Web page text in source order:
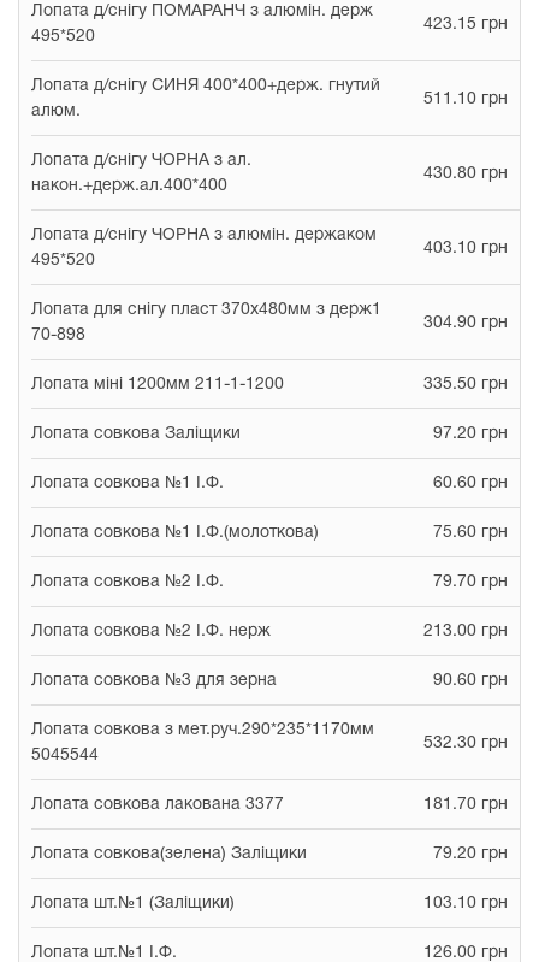
Лопата д/снігу ПОМАРАНЧ з алюмін. держ
495*520
423.15 грн
Лопата д/снігу СИНЯ 400*400+держ. гнутий
алюм.
511.10 грн
Лопата д/снігу ЧОРНА з ал.
након.+держ.ал.400*400
430.80 грн
Лопата д/снігу ЧОРНА з алюмін. держаком
495*520
403.10 грн
Лопата для снігу пласт 370х480мм з держ1
70-898
304.90 грн
Лопата міні 1200мм 211-1-1200 335.50 грн
Лопата совкова Заліщики 97.20 грн
Лопата совкова №1 І.Ф. 60.60 грн
Лопата совкова №1 І.Ф.(молоткова) 75.60 грн
Лопата совкова №2 І.Ф. 79.70 грн
Лопата совкова №2 І.Ф. нерж 213.00 грн
Лопата совкова №3 для зерна 90.60 грн
Лопата совкова з мет.руч.290*235*1170мм
5045544
532.30 грн
Лопата совкова лакована 3377 181.70 грн
Лопата совкова(зелена) Заліщики 79.20 грн
Лопата шт.№1 (Заліщики) 103.10 грн
Лопата шт.№1 І.Ф. 126.00 грн